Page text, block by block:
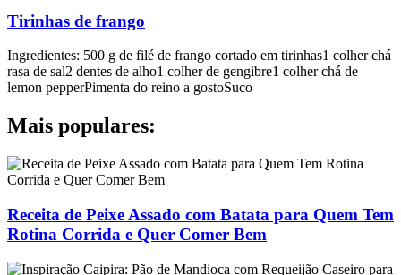
Tirinhas de frango
Ingredientes: 500 g de filé de frango cortado em tirinhas1 colher chá
rasa de sal2 dentes de alho1 colher de gengibre1 colher chá de
lemon pepperPimenta do reino a gostoSuco
Mais populares:
Receita de Peixe Assado com Batata para Quem Tem
Rotina Corrida e Quer Comer Bem